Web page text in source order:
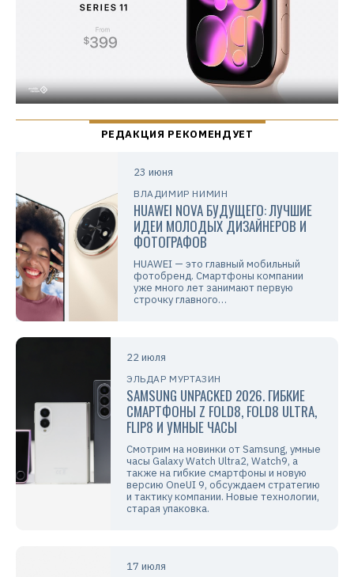
23 июня
ВЛАДИМИР НИМИН
HUAWEI NOVA БУДУЩЕГО: ЛУЧШИЕ
ИДЕИ МОЛОДЫХ ДИЗАЙНЕРОВ И
ФОТОГРАФОВ
HUAWEI — это главный мобильный
фотобренд. Смартфоны компании
уже много лет занимают первую
строчку главного…
22 июля
ЭЛЬДАР МУРТАЗИН
SAMSUNG UNPACKED 2026. ГИБКИЕ
СМАРТФОНЫ Z FOLD8, FOLD8 ULTRA,
FLIP8 И УМНЫЕ ЧАСЫ
Смотрим на новинки от Samsung, умные
часы Galaxy Watch Ultra2, Watch9, а
также на гибкие смартфоны и новую
версию OneUI 9, обсуждаем стратегию
и тактику компании. Новые технологии,
старая упаковка.
17 июля